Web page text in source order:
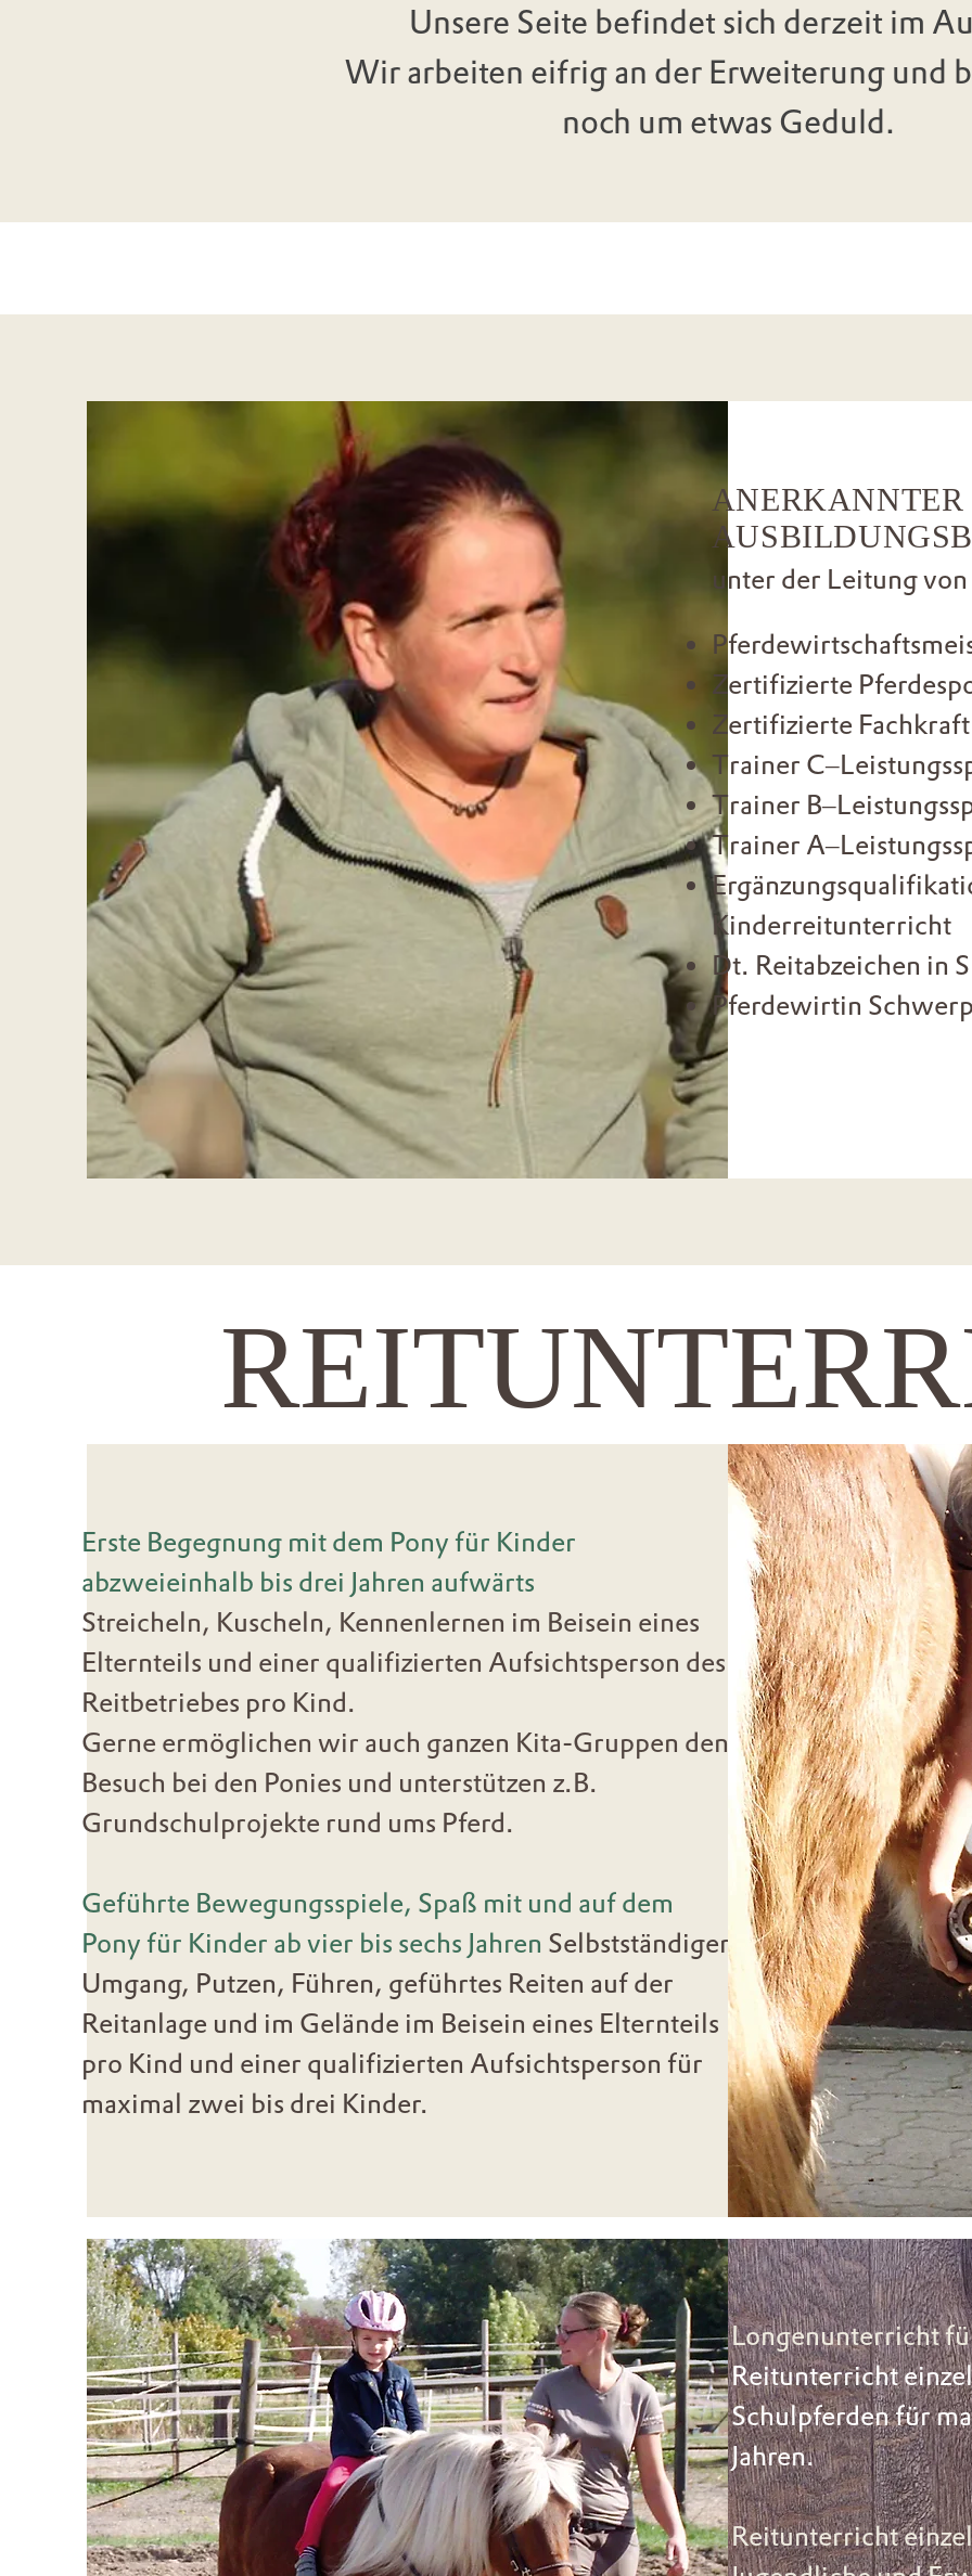
Unsere Seite befindet sich derzeit im
Wir arbeiten eifrig an der Erweiterung und
noch um etwas Geduld.
unter der Leitung
Zertifizierte
Zertifizierte
Trainer
Trainer
Trainer
Kinderreitunterricht
Dt. Reitabzeichen in
Pferdewirtin
Erste Begegnung mit dem Pony für Kinder
abzweieinhalb bis drei Jahren aufwärts
Streicheln, Kuscheln, Kennenlernen im Beisein eines
Elternteils und einer qualifizierten Aufsichtsperson des
Reitbetriebes pro Kind.
Gerne ermöglichen wir auch ganzen Kita-Gruppen den
Besuch bei den Ponies und unterstützen z.B.
Grundschulprojekte rund ums Pferd.
Geführte Bewegungsspiele, Spaß mit und auf dem
Pony für Kinder ab vier bis sechs Jahren Selbstständiger
Umgang, Putzen, Führen, geführtes Reiten auf der
Reitanlage und im Gelände im Beisein eines Elternteils
pro Kind und einer qualifizierten Aufsichtsperson für
maximal zwei bis drei Kinder.
Longenunterricht
Reitunterricht
Schulpferden für
Jahren.
Reitunterricht